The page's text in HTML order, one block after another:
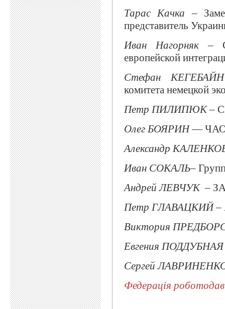
Тарас Качка –
представитель
Иван Нагорняк –
европейской
Стефан КЕГЕБАЙН
комитета немецкой
Петр ПИЛИПЮК–
Олег БОЯРИН— ЧАО
Александр
Иван СОКАЛЬ–
Андрей ЛЕВЧУК –
Петр ГЛАВАЦКИЙ–
Виктория
Евгения ПОДДУБНАЯ
Сергей
Федерація